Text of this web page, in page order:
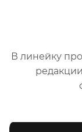
В линейку